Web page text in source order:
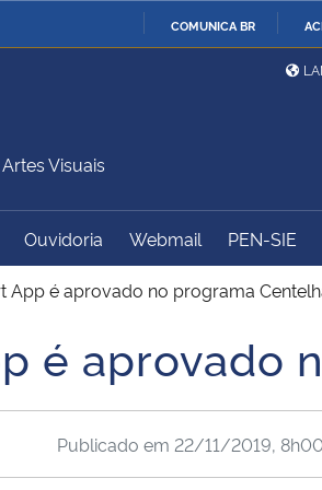
COMUNICA BR
Ministério da Defesa
Ministério
Exteriores
Ministério do
Desenvolvimento Regional
União
Advocacia-Geral da União Banco
Visuais
Ouvidoria Webmail PEN-SIE
App é aprovado no programa
é aprovado
Publicado em 22/11/2019, 8h00